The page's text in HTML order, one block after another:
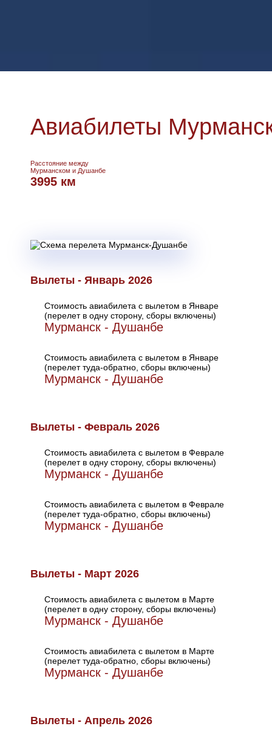
Авиабилеты
Расстояние между
Мурманском и Душанбе
3995 км
Вылеты - Январь 2026
Стоимость авиабилета с вылетом в Январе
(перелет в одну сторону, сборы включены)
Мурманск - Душанбе
Стоимость авиабилета с вылетом в Январе
(перелет туда-обратно, сборы включены)
Мурманск - Душанбе
Вылеты - Февраль 2026
Стоимость авиабилета с вылетом в Феврале
(перелет в одну сторону, сборы включены)
Мурманск - Душанбе
Стоимость авиабилета с вылетом в Феврале
(перелет туда-обратно, сборы включены)
Мурманск - Душанбе
Вылеты - Март 2026
Стоимость авиабилета с вылетом в Марте
(перелет в одну сторону, сборы включены)
Мурманск - Душанбе
Стоимость авиабилета с вылетом в Марте
(перелет туда-обратно, сборы включены)
Мурманск - Душанбе
Вылеты - Апрель 2026